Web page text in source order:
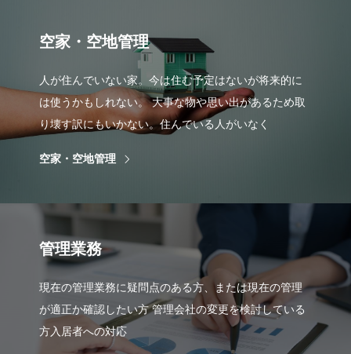
空家・空地管理
人が住んでいない家。今は住む予定はないが将来的に
は使うかもしれない。 大事な物や思い出があるため取
り壊す訳にもいかない。住んでいる人がいなく
空家・空地管理
管理業務
現在の管理業務に疑問点のある方、または現在の管理
が適正か確認したい方 管理会社の変更を検討している
方入居者への対応